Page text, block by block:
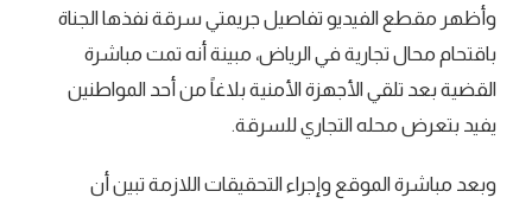
وأظهر مقطع الفيديو تفاصيل جريمتي سرقة نفذها الجناة
باقتحام محال تجارية في الرياض، مبينة أنه تمت مباشرة
القضية بعد تلقي الأجهزة الأمنية بلاغاً من أحد المواطنين
يفيد بتعرض محله التجاري للسرقة.
وبعد مباشرة الموقع وإجراء التحقيقات اللازمة تبين أن